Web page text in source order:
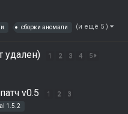
сборки аномали (и ещё 5 )
удален) 1 2 3 4 5
v0.5 1 2 3
1.5.2